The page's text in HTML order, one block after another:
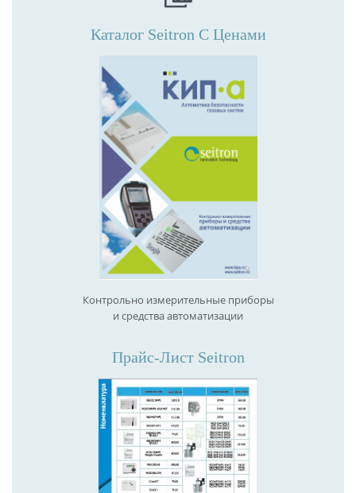
Каталог Seitron С Ценами
Контрольно измерительные приборы
и средства автоматизации
Прайс-Лист Seitron